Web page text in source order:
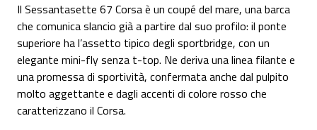
Il Sessantasette 67 Corsa è un coupé del mare, una barca
che comunica slancio già a partire dal suo profilo: il ponte
superiore ha l’assetto tipico degli sportbridge, con un
elegante mini-fly senza t-top. Ne deriva una linea filante e
una promessa di sportività, confermata anche dal pulpito
molto aggettante e dagli accenti di colore rosso che
caratterizzano il Corsa.